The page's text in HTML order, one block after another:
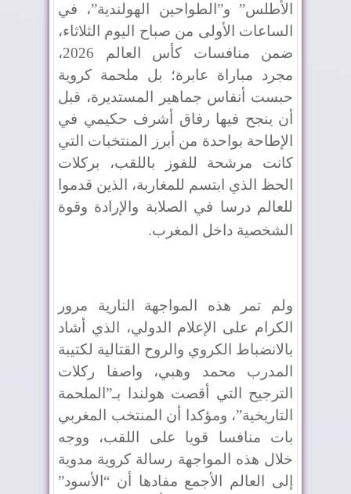
الأطلس” و”الطواحين الهولندية”، في
الساعات الأولى من صباح اليوم الثلاثاء،
ضمن منافسات كأس العالم 2026،
مجرد مباراة عابرة؛ بل ملحمة كروية
حبست أنفاس جماهير المستديرة، قبل
أن ينجح فيها رفاق أشرف حكيمي في
الإطاحة بواحدة من أبرز المنتخبات التي
كانت مرشحة للفوز باللقب، بركلات
الحظ الذي ابتسم للمغاربة، الذين قدموا
للعالم درسا في الصلابة والإرادة وقوة
الشخصية داخل المغرب.
ولم تمر هذه المواجهة النارية مرور
الكرام على الإعلام الدولي، الذي أشاد
بالانضباط الكروي والروح القتالية لكتيبة
المدرب محمد وهبي، واصفا ركلات
الترجيح التي أقصت هولندا بـ”الملحمة
التاريخية”، ومؤكدا أن المنتخب المغربي
بات منافسا قويا على اللقب، ووجه
خلال هذه المواجهة رسالة كروية مدوية
إلى العالم الأجمع مفادها أن “الأسود”